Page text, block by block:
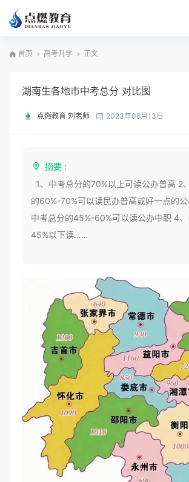
首页 高考升学 正文
湖南生各地市中考总分 对比图
点燃教育 刘老师 2023年06月13日
摘要 :
1、中考总分的70%以上可读公办普高 2
的60%-70%可以读民办普高或好一点的
中考总分的45%-60%可以读公办中职 4
45%以下读……